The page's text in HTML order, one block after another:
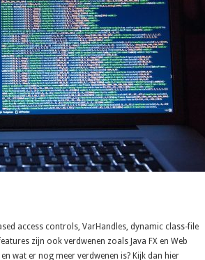
access controls, VarHandles, dynamic class-file
zijn ook verdwenen zoals Java FX en Web
wat er nog meer verdwenen is? Kijk dan hier